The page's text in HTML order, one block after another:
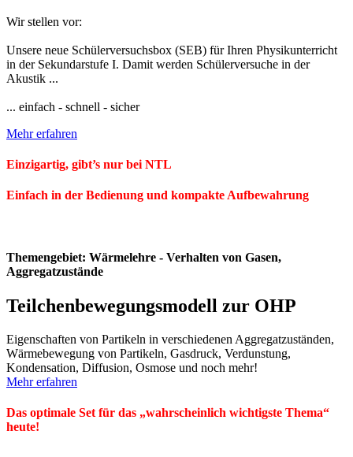
Wir stellen vor:
Unsere neue Schülerversuchsbox (SEB) für Ihren Physikunterricht
in der Sekundarstufe I. Damit werden Schülerversuche in der
Akustik ...
... einfach - schnell - sicher
Mehr erfahren
Einzigartig, gibt’s nur bei NTL
Einfach in der Bedienung und kompakte Aufbewahrung
Themengebiet: Wärmelehre - Verhalten von Gasen,
Aggregatzustände
Teilchenbewegungsmodell zur OHP
Eigenschaften von Partikeln in verschiedenen Aggregatzuständen,
Wärmebewegung von Partikeln, Gasdruck, Verdunstung,
Kondensation, Diffusion, Osmose und noch mehr!
Mehr erfahren
Das optimale Set für das „wahrscheinlich wichtigste Thema“
heute!